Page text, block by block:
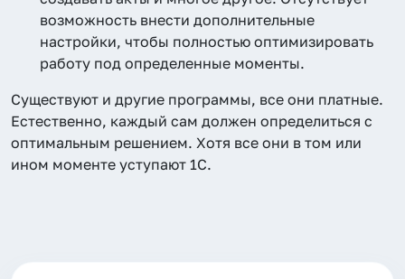
возможность внести дополнительные
настройки, чтобы полностью оптимизировать
работу под определенные моменты.
Существуют и другие программы, все они платные.
Естественно, каждый сам должен определиться с
оптимальным решением. Хотя все они в том или
ином моменте уступают 1С.